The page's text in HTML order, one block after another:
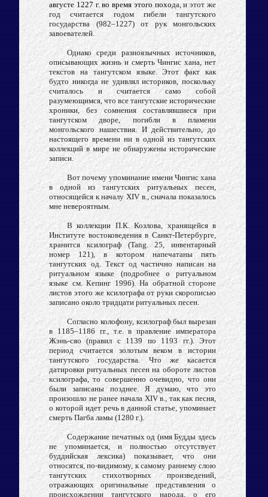
августе 1227 г. во время этого похода, и этот же
год считается годом гибели тангутского
государства (982–1227) от рук монгольских
завоевателей.
Однако среди разноязычных источников,
описывающих жизнь и смерть Чингис хана, нет
текстов на тангутском языке. Этот факт как
будто никогда не удивлял историков, поскольку
считалось и считается само собой
разумеющимся, что все тангутские исторические
хроники, без сомнения составлявшиеся при
тангутском дворе, погибли в пламени
монгольского нашествия. И действительно, до
настоящего времени ни в одной из тангутских
коллекций в мире не обнаружены исторические
записи.
Вот почему упоминание имени Чингис хана
в одной из тангутских ритуальных песен,
относящейся к началу XIV в., сначала показалось
мне невероятным.
В коллекции П.К. Козлова, хранящейся в
Институте востоковедения в Санкт-Петербурге,
хранится ксилограф (Tang. 25, инвентарный
номер 121), в котором напечатаны пять
тангутских од. Текст од частично написан на
ритуальном языке (подробнее о ритуальном
языке см. Кепинг 1996). На обратной стороне
листов этого же ксилографа от руки скорописью
записано около тридцати ритуальных песен.
Согласно колофону, ксилограф был вырезан
в 1185–1186 гг., т.е. в правление императора
Жэнь-сяо (правил с 1139 по 1193 гг.). Этот
период считается золотым веком в истории
тангутского государства. Что же касается
датировки ритуальных песен на обороте листов
ксилографа, то совершенно очевидно, что они
были записаны позднее. Я думаю, что это
произошло не ранее начала XIV в., так как песня,
о которой идет речь в данной статье, упоминает
смерть Пагба ламы (1280 г.).
Содержание печатных од (имя Будды здесь
не упоминается, и полностью отсутствует
буддийская лексика) показывает, что они
относятся, по-видимому, к самому раннему слою
тангутских стихотворных произведений,
отражающих оригинальные представления о
происхождении тангутского народа, о его